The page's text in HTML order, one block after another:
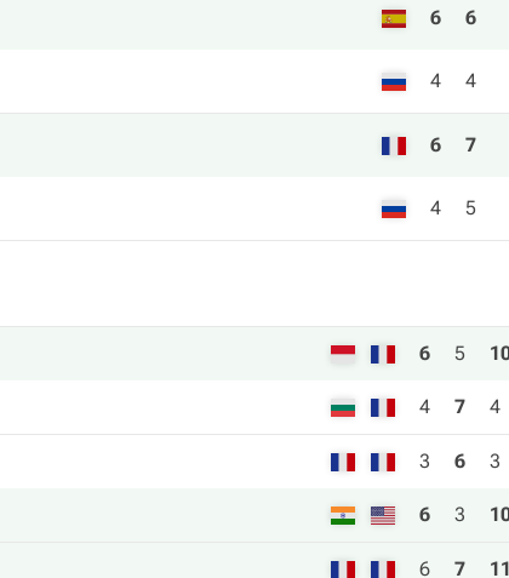
6 6
4 4
6 7
4 5
6 5
4 7 4
3 6 3
6 3
6 7 11